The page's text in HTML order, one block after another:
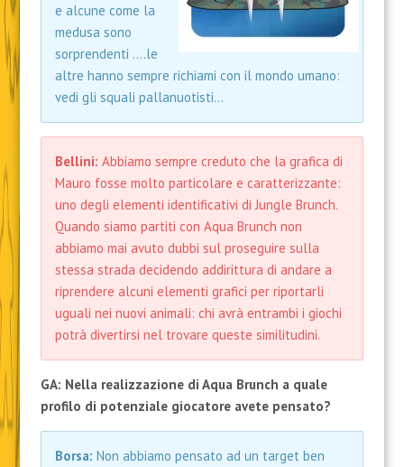
e alcune come la
medusa sono
sorprendenti ….le
altre hanno sempre richiami con il mondo umano:
vedi gli squali pallanuotisti…
Bellini: Abbiamo sempre creduto che la grafica di
Mauro fosse molto particolare e caratterizzante:
uno degli elementi identificativi di Jungle Brunch.
Quando siamo partiti con Aqua Brunch non
abbiamo mai avuto dubbi sul proseguire sulla
stessa strada decidendo addirittura di andare a
riprendere alcuni elementi grafici per riportarli
uguali nei nuovi animali: chi avrà entrambi i giochi
potrà divertirsi nel trovare queste similitudini.
GA: Nella realizzazione di Aqua Brunch a quale
profilo di potenziale giocatore avete pensato?
Borsa: Non abbiamo pensato ad un target ben